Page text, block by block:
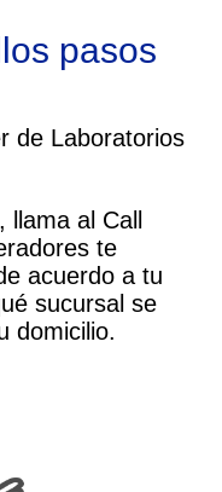
pasos
de Laboratorios
al Call
te
acuerdo a tu
sucursal se
domicilio.